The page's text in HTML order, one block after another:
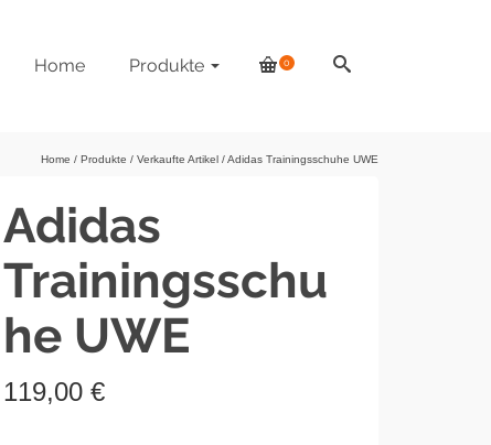
Home Produkte 0
Home / Produkte / Verkaufte Artikel /Adidas Trainingsschuhe UWE
Adidas
Trainingsschu
he UWE
119,00 €